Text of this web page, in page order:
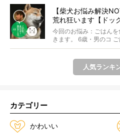
【柴犬お悩み解決
荒れ狂います【ドッ
リ回答】
今回のお悩み：ごはん
きます。 6歳・男のコ
に...
人気ランキ
カテゴリー
かわいい